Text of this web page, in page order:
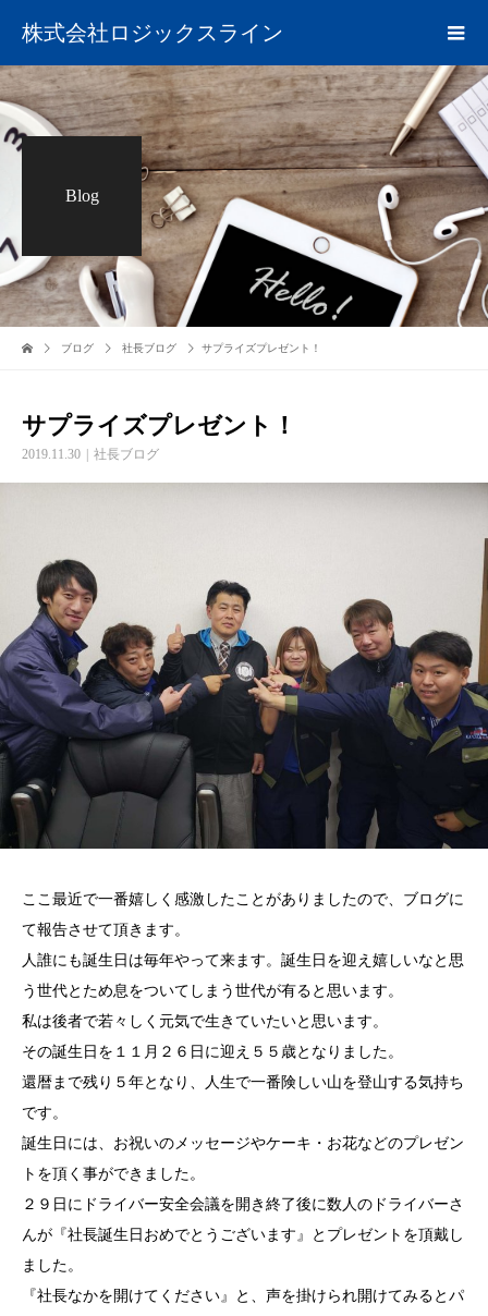
株式会社ロジックスライン
Blog
ブログ 社長ブログ サプライズプレゼント！
サプライズプレゼント！
2019.11.30 社長ブログ
ここ最近で一番嬉しく感激したことがありましたので、ブログに
て報告させて頂きます。
人誰にも誕生日は毎年やって来ます。誕生日を迎え嬉しいなと思
う世代とため息をついてしまう世代が有ると思います。
私は後者で若々しく元気で生きていたいと思います。
その誕生日を１１月２６日に迎え５５歳となりました。
還暦まで残り５年となり、人生で一番険しい山を登山する気持ち
です。
誕生日には、お祝いのメッセージやケーキ・お花などのプレゼン
トを頂く事ができました。
２９日にドライバー安全会議を開き終了後に数人のドライバーさ
んが『社長誕生日おめでとうございます』とプレゼントを頂戴し
ました。
『社長なかを開けてください』と、声を掛けられ開けてみるとパ